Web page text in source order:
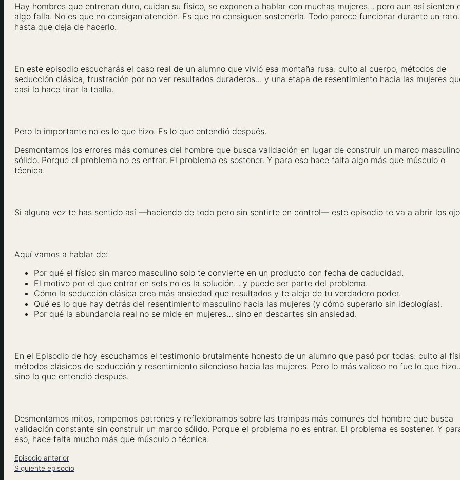
Hay hombres que entrenan duro, cuidan su físico, se exponen a hablar con muchas mujeres… pero aun así sienten
algo falla. No es que no consigan atención. Es que no consiguen sostenerla. Todo parece funcionar durante un
hasta que deja de hacerlo.
En este episodio escucharás el caso real de un alumno que vivió esa montaña rusa: culto al cuerpo, métodos de
seducción clásica, frustración por no ver resultados duraderos… y una etapa de resentimiento hacia las mujeres
casi lo hace tirar la toalla.
Pero lo importante no es lo que hizo. Es lo que entendió después.
Desmontamos los errores más comunes del hombre que busca validación en lugar de construir un marco masculino
sólido. Porque el problema no es entrar. El problema es sostener. Y para eso hace falta algo más que músculo o
técnica.
Si alguna vez te has sentido así —haciendo de todo pero sin sentirte en control— este episodio te va a abrir los
Aquí vamos a hablar de:
Por qué el físico sin marco masculino solo te convierte en un producto con fecha de caducidad.
El motivo por el que entrar en sets no es la solución… y puede ser parte del problema.
Cómo la seducción clásica crea más ansiedad que resultados y te aleja de tu verdadero poder.
Qué es lo que hay detrás del resentimiento masculino hacia las mujeres (y cómo superarlo sin ideologías).
Por qué la abundancia real no se mide en mujeres… sino en descartes sin ansiedad.
En el Episodio de hoy escuchamos el testimonio brutalmente honesto de un alumno que pasó por todas: culto al
métodos clásicos de seducción y resentimiento silencioso hacia las mujeres. Pero lo más valioso no fue lo que
sino lo que entendió después.
Desmontamos mitos, rompemos patrones y reflexionamos sobre las trampas más comunes del hombre que busca
validación constante sin construir un marco sólido. Porque el problema no es entrar. El problema es sostener. Y
eso, hace falta mucho más que músculo o técnica.
Episodio anterior
Siguiente episodio